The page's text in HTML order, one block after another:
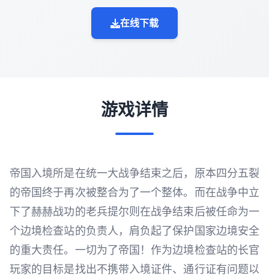
在线下载
游戏详情
帝国入境所是在统一大战争结束之后，原本四分五裂
的帝国终于再次被整合为了一个整体。而在战争中立
下了赫赫战功的老兵提尔则在战争结束后被任命为一
个边境检查站的负责人，肩负起了保护国家边境安全
的重大责任。一切为了帝国！作为边境检查站的长官
玩家的目标是找出不携带入境证件、通行证有问题以